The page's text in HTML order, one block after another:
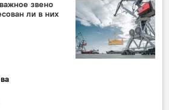
Игорь Бабушкин
звено
ли в них